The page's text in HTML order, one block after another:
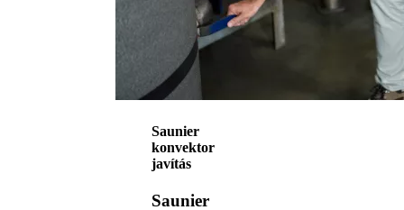
Saunier
konvektor
javítás
Saunier